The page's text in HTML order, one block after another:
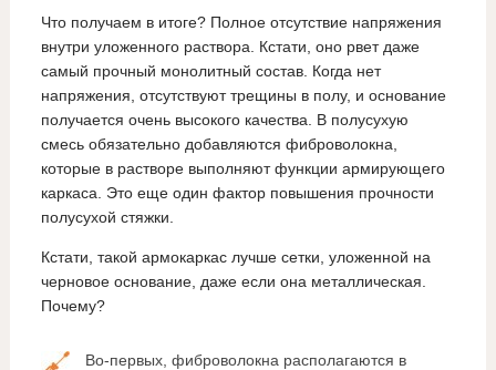
Что получаем в итоге? Полное отсутствие напряжения
внутри уложенного раствора. Кстати, оно рвет даже
самый прочный монолитный состав. Когда нет
напряжения, отсутствуют трещины в полу, и основание
получается очень высокого качества. В полусухую
смесь обязательно добавляются фиброволокна,
которые в растворе выполняют функции армирующего
каркаса. Это еще один фактор повышения прочности
полусухой стяжки.
Кстати, такой армокаркас лучше сетки, уложенной на
черновое основание, даже если она металлическая.
Почему?
Во-первых, фиброволокна располагаются в